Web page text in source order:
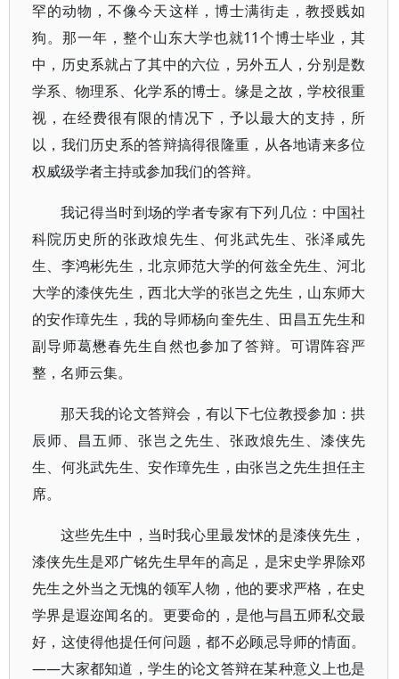
罕的动物，不像今天这样，博士满街走，教授贱如
狗。那一年，整个山东大学也就11个博士毕业，其
中，历史系就占了其中的六位，另外五人，分别是数
学系、物理系、化学系的博士。缘是之故，学校很重
视，在经费很有限的情况下，予以最大的支持，所
以，我们历史系的答辩搞得很隆重，从各地请来多位
权威级学者主持或参加我们的答辩。
我记得当时到场的学者专家有下列几位：中国社
科院历史所的张政烺先生、何兆武先生、张泽咸先
生、李鸿彬先生，北京师范大学的何兹全先生、河北
大学的漆侠先生，西北大学的张岂之先生，山东师大
的安作璋先生，我的导师杨向奎先生、田昌五先生和
副导师葛懋春先生自然也参加了答辩。可谓阵容严
整，名师云集。
那天我的论文答辩会，有以下七位教授参加：拱
辰师、昌五师、张岂之先生、张政烺先生、漆侠先
生、何兆武先生、安作璋先生，由张岂之先生担任主
席。
这些先生中，当时我心里最发怵的是漆侠先生，
漆侠先生是邓广铭先生早年的高足，是宋史学界除邓
先生之外当之无愧的领军人物，他的要求严格，在史
学界是遐迩闻名的。更要命的，是他与昌五师私交最
好，这使得他提任何问题，都不必顾忌导师的情面。
——大家都知道，学生的论文答辩在某种意义上也是